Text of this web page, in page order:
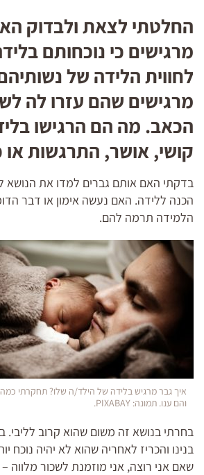
החלטתי לצאת ולבדוק
מרגישים כי נוכחותם
לחווית הלידה של
מרגישים שהם עזרו לה
הכאב. מה הם הרגישו
קושי, אושר, התרגשות
בדקתי האם אותם גברים למדו את הנושא
הכנה ללידה. האם נעשה אימון או דבר
הלמידה תרמה להם.
איך גבר מרגיש בלידה של הילד/ה שלו? תחקרתי
והם ענו. תמונה: PIXABAY.
בחרתי בנושא זה משום שהוא קרוב לליבי.
בנינו והכריז לאחריה שהוא לא יהיה נוכח
שאם אני רוצה, אני מוזמנת לשכור מלווה –